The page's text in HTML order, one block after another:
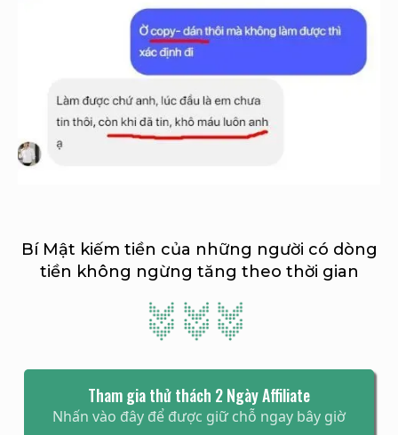
Bí Mật kiếm tiền của những người có dòng
tiền không ngừng tăng theo thời gian
Tham gia thử thách 2 Ngày Affiliate
Nhấn vào đây để được giữ chỗ ngay bây giờ